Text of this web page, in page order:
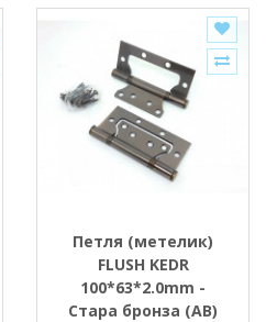
Петля (метелик)
FLUSH KEDR
100*63*2.0mm -
Стара бронза (AB)